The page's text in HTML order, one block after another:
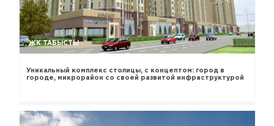
ЖК ТАБЫСТЫ
Уникальный комплекс столицы, с концептом: город в
городе, микрорайон со своей развитой инфраструктурой